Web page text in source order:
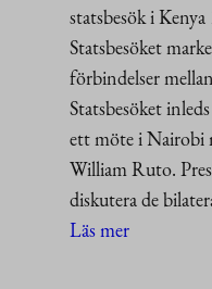
statsbesök i
Statsbesöket
förbindelser
Statsbesöket
ett möte i Nairobi
William Ruto.
diskutera de
Läs mer: